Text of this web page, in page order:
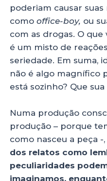
poderiam causar
como office-boy, ou
com as drogas. O
é um misto de
seriedade. Em suma,
não é algo magnífico
está sozinho? Que
Numa produção
produção – porque
como nasceu a peça -,
dos relatos como
peculiaridades
imaginamos,